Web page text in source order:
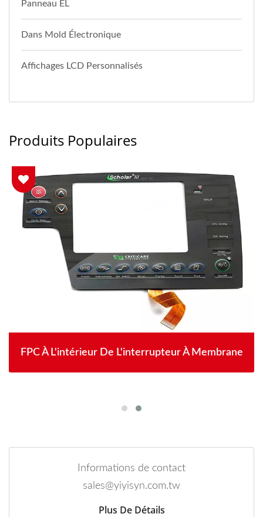
Panneau EL
Dans Mold Électronique
Affichages LCD Personnalisés
Produits Populaires
FPC À L'intérieur De L'interrupteur À Membrane
Informations de contact
sales@yiyisyn.com.tw
Plus De Détails